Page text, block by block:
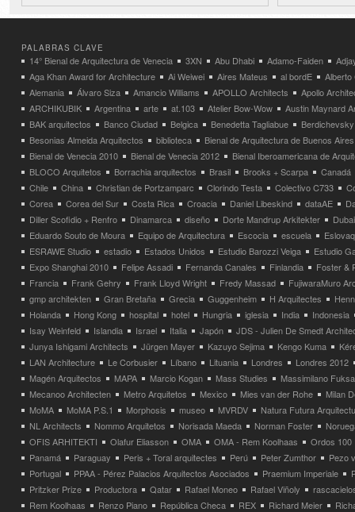
PALABRAS CLAVE
14° Bienal de Arquitectura de Venecia 3XN Abu Dhabi Adamo-Faiden
Aga Khan Award for Architecture
Ai Weiwei Aires Mateus al bordE
Alberto
Alemania
Álvaro Siza Amancio Williams APOLLO Architects
Apollo
ARCHIKUBIK
Argentina arte at.103 Atelier Bow-Wow
Austin Maynard
BAK arquitectos
Banco Ciudad Belgica Benedetta Tagliabue
Besonias Almeida Arquitectos
biblioteca
Bienal de Arquitectura de Buenos Aires
Bienal de Venecia 2010
Bienal de Venecia 2012
Bienal Iberoamericana de
BLOCO Arquitetos
Borrachia arquitectos Brasil Brooks + Scarpa
Canadá
Chile
China Christian de Portzamparc Clorindo Testa Colectivo C733
Corea
Corea del Sur Costa Rica Croacia Daniel Libeskind dataAE
Diller Scofidio + Renfro
Dinamarca diseño Dorte Mandrup Arkitekter
Dubai
Eduardo Souto de Moura
Equipo de Arquitectura Escocia escuela
ESRAWE Studio
estadio Estados Unidos Estudio Barozzi Veiga
Estudio
Expo Shanghai 2010
Felipe Assadi Fernanda Canales Finlandia
Foster &
Francia
Frank Gehry Frank Lloyd Wright Fredy Massad
FujiwaraMuro
gmp architekten
Gran Bretaña Grecia Guggenheim H Arquitectes
Holanda
Hong Kong hospital hotel Hungria iglesia India
Indonesia
Isay Weinfeld
Islandia Israel Italia Japón
JDS - Julien De Smedt
Junya Ishigami Architects
Jürgen Mayer Kazuyo Sejima Kengo Kuma
LAN Architecture
Le Corbusier Líbano Lituania Londres
Londres 2012
Magén Arquitectos
MAPA Marcio Kogan Mass Studies
Massimilano
Mecanoo Architecten
Metro Arquitetos Mexico Mies van der Rohe
Milan
MoMA
MoMA P.S.1 Morphosis museo MVRDV
Natura Futura
NL Architects
Nommo Arquitetos Norisada Maeda Norman Foster
OFIS ARHITEKTI
Olafur Eliasson OMA OMA - Rem Koolhaas
Ordos 100
Panamá
Paraguay Peris + Toral arquitectes Perú Peter Zumthor
Pezo
Portugal
PPAA - Pérez Palacios Arquitectos Asociados Praemium Imperiale
Pritzker Prize
Productora Qatar Rafael Moneo Rafael Viñoly
Rem Koolhaas
Renzo Piano República Checa REX Richard Meier